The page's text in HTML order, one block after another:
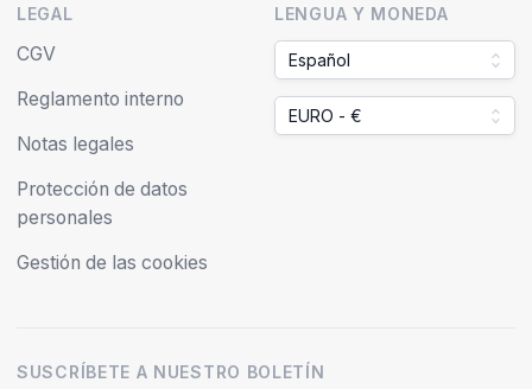
LEGAL
CGV
Reglamento interno
Notas legales
Protección de datos
personales
Gestión de las cookies
LENGUA Y MONEDA
Español
EURO - €
SUSCRÍBETE A NUESTRO BOLETÍN